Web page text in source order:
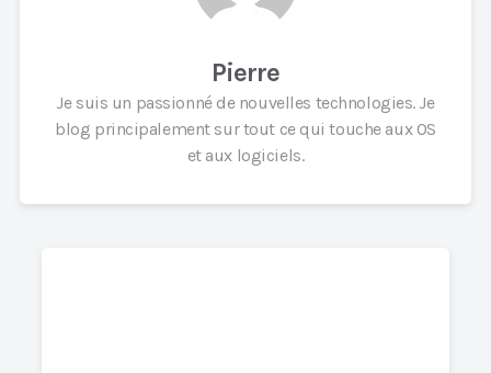
Pierre
Je suis un passionné de nouvelles technologies. Je
blog principalement sur tout ce qui touche aux OS
et aux logiciels.